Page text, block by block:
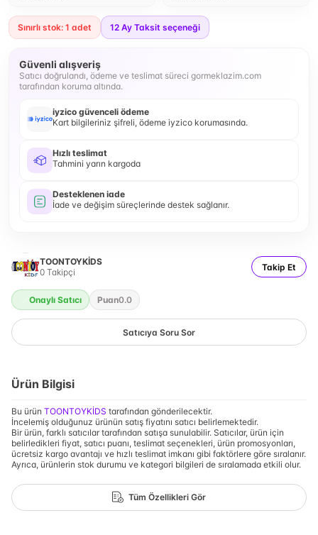
Sınırlı stok: 1 adet 12 Ay Taksit seçeneği
Güvenli alışveriş
Satıcı doğrulandı, ödeme ve teslimat süreci gormeklazim.com
tarafından koruma altında.
iyzico güvenceli ödeme
Kart bilgileriniz şifreli, ödeme iyzico korumasında.
Hızlı teslimat
Tahmini yarın kargoda
Desteklenen iade
İade ve değişim süreçlerinde destek sağlanır.
TOONTOYKİDS
0 Takipçi Takip Et
Onaylı Satıcı Puan0.0
Satıcıya Soru Sor
Ürün Bilgisi
Bu ürün TOONTOYKİDS tarafından gönderilecektir.
İncelemiş olduğunuz ürünün satış fiyatını satıcı belirlemektedir.
Bir ürün, farklı satıcılar tarafından satışa sunulabilir. Satıcılar, ürün için
belirledikleri fiyat, satıcı puanı, teslimat seçenekleri, ürün promosyonları,
ücretsiz kargo avantajı ve hızlı teslimat imkanı gibi faktörlere göre sıralanır.
Ayrıca, ürünlerin stok durumu ve kategori bilgileri de sıralamada etkili olur.
Tüm Özellikleri Gör